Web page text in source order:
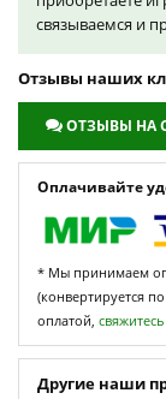
связываемся и
Отзывы наших
ОТЗЫВЫ НА
Оплачивайте
* Мы принимаем
(конвертируется
оплатой,
Другие наши